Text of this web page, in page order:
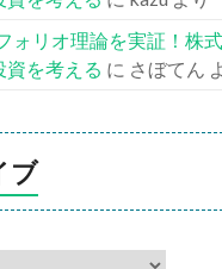
ォリオ理論を実証！株
資を考える に さぼてん
ブ